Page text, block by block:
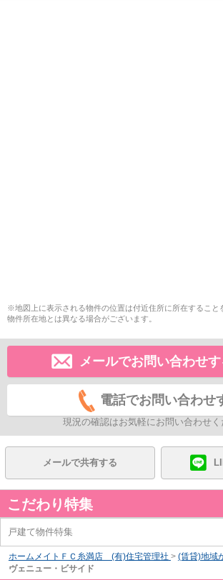
※地図上に表示される物件の位置は付近住所に所在すること
物件所在地とは異なる場合がございます。
メールでお問い合わせ
電話でお問い合わせ
現況の確認はお気軽にお問い合わせく
メールで共有する
こだわり特集
戸建て物件特集
ホームメイトＦＣ糸満店 (有)住宅管理社 > (賃貸)地域
ヴェニュー・ビサイド